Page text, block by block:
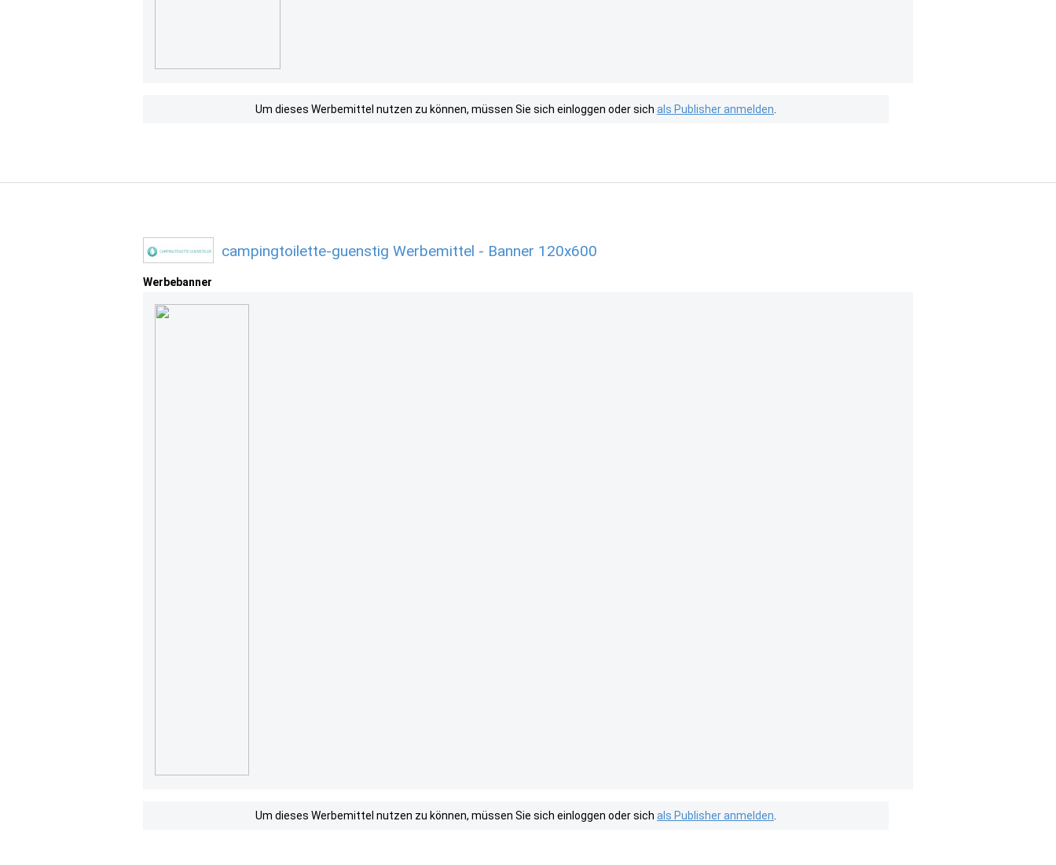
Um dieses Werbemittel nutzen zu können, müssen Sie sich einloggen oder sich als Publisher anmelden
campingtoilette-guenstig Werbemittel - Banner 120x600
Werbebanner
Um dieses Werbemittel nutzen zu können, müssen Sie sich einloggen oder sich als Publisher anmelden